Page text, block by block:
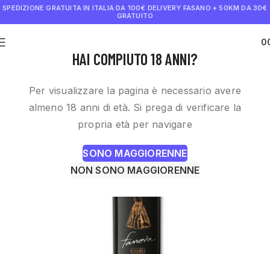
HAI COMPIUTO 18 ANNI?
Per visualizzare la pagina è necessario avere
almeno 18 anni di età. Si prega di verificare la
propria età per navigare
SONO MAGGIORENNE
NON SONO MAGGIORENNE
SPEDIZIONE GRATUITA IN ITALIA DA 100€ DELIVERY FASANO + 50KM DA 30€
GRATUITO